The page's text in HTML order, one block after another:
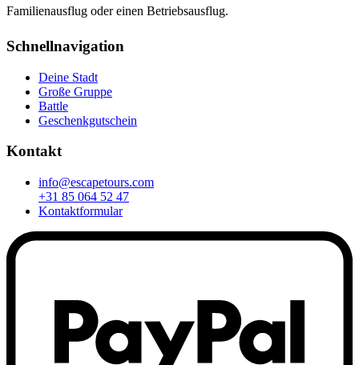
Familienausflug oder einen Betriebsausflug.
Schnellnavigation
Deine Stadt
Große Gruppe
Battle
Geschenkgutschein
Kontakt
info@escapetours.com
+31 85 064 52 47
Kontaktformular